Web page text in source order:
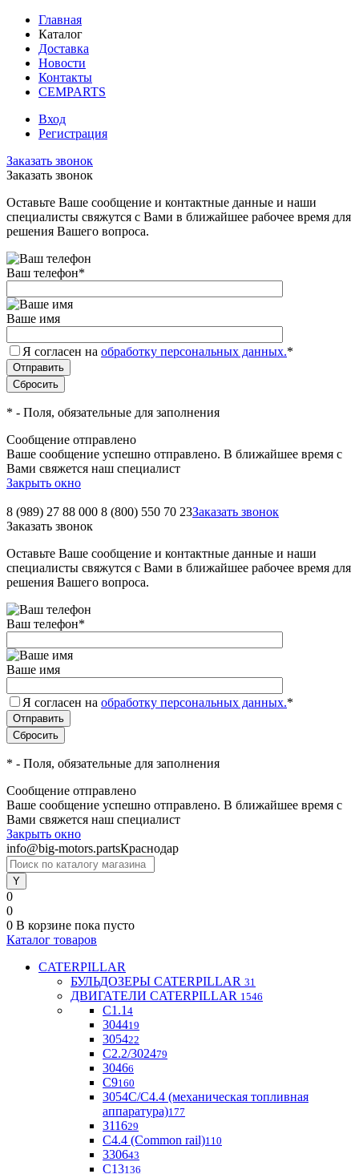
Главная
Каталог
Доставка
Новости
Контакты
CEMPARTS
Вход
Регистрация
Заказать звонок
Заказать звонок
Оставьте Ваше сообщение и контактные данные и наши
специалисты свяжутся с Вами в ближайшее рабочее время для
решения Вашего вопроса.
Ваш телефон*
Ваше имя
Я согласен на обработку персональных данных.*
* - Поля, обязательные для заполнения
Сообщение отправлено
Ваше сообщение успешно отправлено. В ближайшее время с
Вами свяжется наш специалист
Закрыть окно
8 (989) 27 88 000 8 (800) 550 70 23Заказать звонок
Заказать звонок
Оставьте Ваше сообщение и контактные данные и наши
специалисты свяжутся с Вами в ближайшее рабочее время для
решения Вашего вопроса.
Ваш телефон*
Ваше имя
Я согласен на обработку персональных данных.*
* - Поля, обязательные для заполнения
Сообщение отправлено
Ваше сообщение успешно отправлено. В ближайшее время с
Вами свяжется наш специалист
Закрыть окно
info@big-motors.partsКраснодар
0
0
0 В корзине пока пусто
Каталог товаров
CATERPILLAR
БУЛЬДОЗЕРЫ CATERPILLAR 31
ДВИГАТЕЛИ CATERPILLAR 1546
C1.1 4
304419
305422
С2.2/302479
30466
С9160
3054С/С4.4 (механическая топливная
аппаратура)177
311629
С4.4 (Common rail)110
330643
С13136